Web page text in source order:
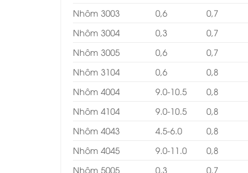
Nhôm 3003
0,6 0,7
Nhôm 3004
0,3 0,7
Nhôm 3005
0,6 0,7
Nhôm 3104
0,6 0,8
Nhôm 4004
9.0-10.5 0,8
Nhôm 4104
9.0-10.5 0,8
Nhôm 4043
4.5-6.0 0,8
Nhôm 4045
9.0-11.0 0,8
Nhôm 5005
0,3 0,7